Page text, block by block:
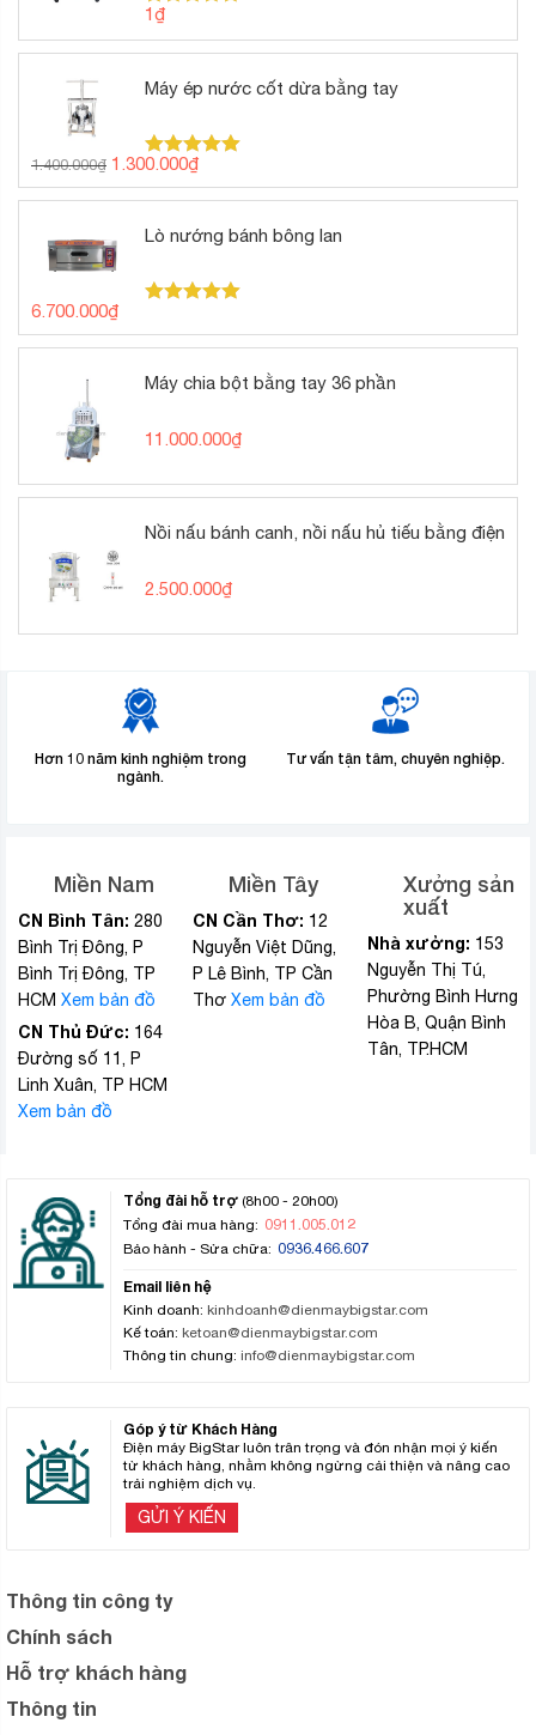
Được xếp
hạng5.00
5 sao
1₫
Máy ép nước cốt dừa bằng tay
Được xếp
hạng5.00
5 sao
1.400.000₫ Giá
gốc
là:
1.400.000₫.
1.300.000₫Giá
hiện
tại
là:
Lò nướng bánh bông lan
hạng5.00
5 sao
6.700.000₫
Máy chia bột bằng tay 36 phần
11.000.000₫
Nồi nấu bánh canh, nồi nấu hủ tiếu bằng điện
2.500.000₫
Hơn 10 năm kinh nghiệm trong
ngành.
Tư vấn tận tâm, chuyên nghiệp.
Miền Nam
CN Bình Tân: 280
Bình Trị Đông, P
Bình Trị Đông, TP
HCM Xem bản đồ
CN Thủ Đức: 164
Đường số 11, P
Linh Xuân, TP HCM
Xem bản đồ
Miền Tây
CN Cần Thơ: 12
Nguyễn Việt Dũng,
P Lê Bình, TP Cần
Thơ Xem bản đồ
Xưởng sản
xuất
Nhà xưởng: 153
Nguyễn Thị Tú,
Phường Bình Hưng
Hòa B, Quận Bình
Tân, TP.HCM
Tổng đài hỗ trợ (8h00 - 20h00)
Tổng đài mua hàng: 0911.005.012
Bảo hành - Sửa chữa: 0936.466.607
Email liên hệ
Kinh doanh: kinhdoanh@dienmaybigstar.com
Kế toán: ketoan@dienmaybigstar.com
Thông tin chung: info@dienmaybigstar.com
Góp ý từ Khách Hàng
Điện máy BigStar luôn trân trọng và đón nhận mọi ý kiến
từ khách hàng, nhằm không ngừng cải thiện và nâng cao
trải nghiệm dịch vụ.
GỬI Ý KIẾN
Thông tin công ty
Chính sách
Hỗ trợ khách hàng
Thông tin